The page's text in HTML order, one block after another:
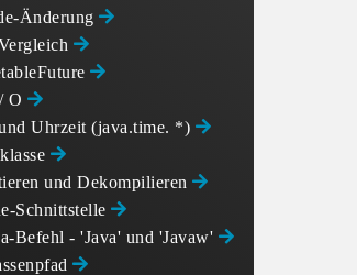
Änderung
O
Uhrzeit (java.time. *)
und Dekompilieren
Schnittstelle
Befehl - 'Java' und 'Javaw'